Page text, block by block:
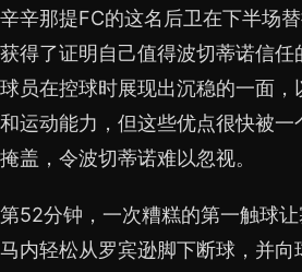
辛辛那提FC的这名后卫在下半场替
获得了证明自己值得波切蒂诺信
球员在控球时展现出沉稳的一面，
和运动能力，但这些优点很快被
掩盖，令波切蒂诺难以忽视。
第52分钟，一次糟糕的第一触球
马内轻松从罗宾逊脚下断球，并向